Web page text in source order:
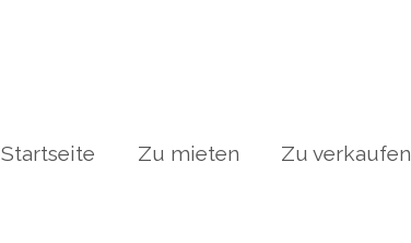
Startseite Zu mieten Zu verkaufen